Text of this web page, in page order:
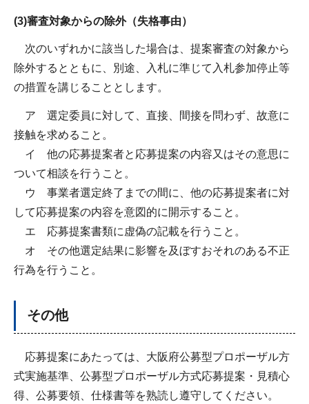
(3)審査対象からの除外（失格事由）
次のいずれかに該当した場合は、提案審査の対象から
除外するとともに、別途、入札に準じて入札参加停止等
の措置を講じることとします。
ア 選定委員に対して、直接、間接を問わず、故意に
接触を求めること。
イ 他の応募提案者と応募提案の内容又はその意思に
ついて相談を行うこと。
ウ 事業者選定終了までの間に、他の応募提案者に対
して応募提案の内容を意図的に開示すること。
エ 応募提案書類に虚偽の記載を行うこと。
オ その他選定結果に影響を及ぼすおそれのある不正
行為を行うこと。
その他
応募提案にあたっては、大阪府公募型プロポーザル方
式実施基準、公募型プロポーザル方式応募提案・見積心
得、公募要領、仕様書等を熟読し遵守してください。